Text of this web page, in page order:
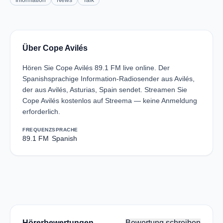
Über Cope Avilés
Hören Sie Cope Avilés 89.1 FM live online. Der
Spanishsprachige Information-Radiosender aus Avilés,
der aus Avilés, Asturias, Spain sendet. Streamen Sie
Cope Avilés kostenlos auf Streema — keine Anmeldung
erforderlich.
FREQUENZ
89.1 FM
SPRACHE
Spanish